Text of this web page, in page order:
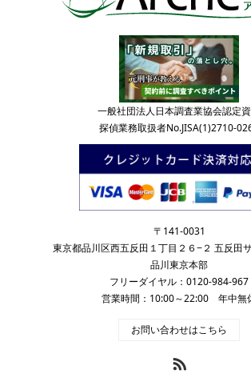
一般社団法人日本調査業協会認定
探偵業務取扱者No.JISA(1)2710-
〒141-0031
東京都品川区西五反田１丁目２６−２ 五反田
品川東京本部
フリーダイヤル：0120-984-967
営業時間：10:00～22:00 年中無
お問い合わせはこちら